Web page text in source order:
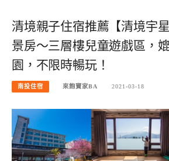
清境親子住宿推薦【清境宇
景房～三層樓兒童遊戲區，
園，不限時暢玩！
南投住宿 來飽寶家BA 2021-03-18